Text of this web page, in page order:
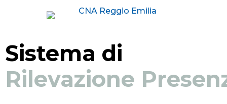
Sistema di
Rilevazione